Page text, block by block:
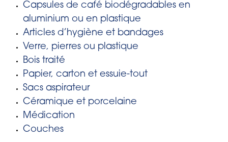
Capsules de café biodégradables en
aluminium ou en plastique
Articles d’hygiène et bandages
Verre, pierres ou plastique
Bois traité
Papier, carton et essuie-tout
Sacs aspirateur
Céramique et porcelaine
Médication
Couches